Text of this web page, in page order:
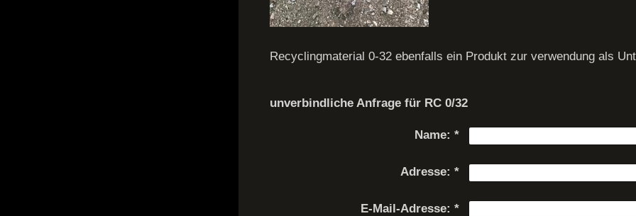
Recyclingmaterial 0-32 ebenfalls ein Produkt zur verwendung als
unverbindliche Anfrage für RC 0/32
Name: *
Adresse: *
E-Mail-Adresse: *